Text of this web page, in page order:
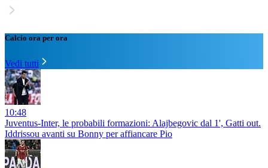
Calcio ora per ora
Vedi tutti
10:48
Juventus-Inter, le probabili formazioni: Alajbegovic dal 1', Gatti out.
Iddrissou avanti su Bonny per affiancare Pio